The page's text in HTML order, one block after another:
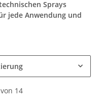
Sprays
jede Anwendung und
14